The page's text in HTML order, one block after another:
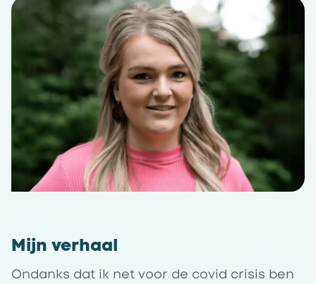
Mijn verhaal
Ondanks dat ik net voor de covid crisis ben